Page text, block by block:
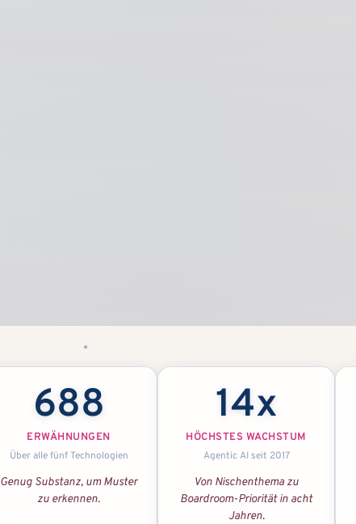
688
ERWÄHNUNGEN
Über alle fünf Technologien
Genug Substanz, um Muster
zu erkennen.
14x
HÖCHSTES WACHSTUM
Agentic AI seit 2017
Von Nischenthema zu
Boardroom-Priorität in acht
Jahren.